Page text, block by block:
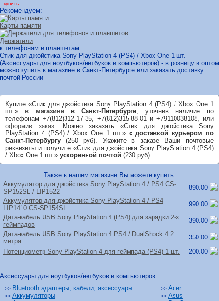
купить
Рекомендуем:
Карты памяти
Держатели
к телефонам и планшетам
Стик для джойстика Sony PlayStation 4 (PS4) / Xbox One 1 шт.
(Аксессуары для ноутбуков/нетбуков и компьютеров) - в розницу и оптом
можно купить в магазине в Санкт-Петербурге или заказать доставку
почтой России.
Купите «Стик для джойстика Sony PlayStation 4 (PS4) / Xbox One 1
шт.» в магазинев Санкт-Петербурге , уточнив наличие по
телефонам +7(812)312-17-35, +7(812)315-88-01 и +79110038108, или
оформив заказ. Можно заказать «Стик для джойстика Sony
PlayStation 4 (PS4) / Xbox One 1 шт.» с доставкой курьером по
Санкт-Петербургу (250 руб). Укажите в заказе Ваши почтовые
реквизиты и получите «Стик для джойстика Sony PlayStation 4 (PS4)
/ Xbox One 1 шт.» ускоренной почтой (230 руб).
Также в нашем магазине Вы можете купить:
Аккумулятор для джойстика Sony PlayStation 4 / PS4 CS-
SP152SL / LIP1522
890.00
Аккумулятор для джойстика Sony PlayStation 4 / PS4
LIP1410 CS-SP154SL
990.00
Дата-кабель USB Sony PlayStation 4 (PS4) для зарядки 2-х
геймпадов
390.00
Дата-кабель USB Sony PlayStation 4 PS4 / DualShock 4 2
метра
350.00
Потенциометр Sony PlayStation 4 для геймпада (PS4) 1 шт.
200.00
Аксессуары для ноутбуков/нетбуков и компьютеров:
>> Bluetooth адаптеры, кабели, аксессуары
>> Аккумуляторы
>> Acer
>> Asus